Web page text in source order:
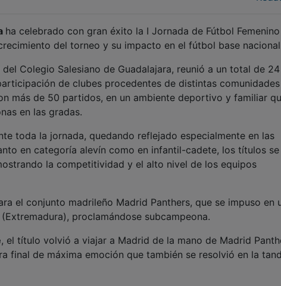
ha celebrado con gran éxito la I Jornada de Fútbol
del torneo y su impacto en el fútbol base
Colegio Salesiano de Guadalajara, reunió a un total de 24
de clubes procedentes de distintas comunidades
más de 50 partidos, en un ambiente deportivo y familiar
en las gradas.
toda la jornada, quedando reflejado especialmente en las
en categoría alevín como en infantil-cadete, los títulos se
la competitividad y el alto nivel de los equipos
el conjunto madrileño Madrid Panthers, que se impuso en
proclamándose subcampeona.
, el título volvió a viajar a Madrid de la mano de Madrid
final de máxima emoción que también se resolvió en la